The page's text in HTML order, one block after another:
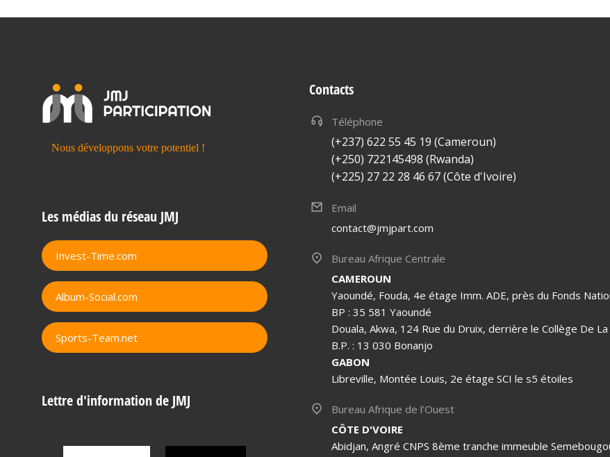
Les médias du réseau JMJ
Invest-Time.com
Album-Social.com
Sports-Team.net
Lettre d'information de JMJ
Adresse
Contacts
Téléphone
(+237) 622 55 45 19 (Cameroun)
(+250) 722145498 (Rwanda)
(+225) 27 22 28 46 67 (Côte d'Ivoire)
Email
contact@jmjpart.com
Bureau Afrique Centrale
CAMEROUN
Yaoundé, Fouda, 4e étage Imm. ADE, près du Fonds
BP : 35 581 Yaoundé
Douala, Akwa, 124 Rue du Druix, derrière le Collège De
B.P. : 13 030 Bonanjo
GABON
Libreville, Montée Louis, 2e étage SCI le s5 étoiles
Bureau Afrique de l’Ouest
CÔTE D'VOIRE
Abidjan, Angré CNPS 8ème tranche immeuble